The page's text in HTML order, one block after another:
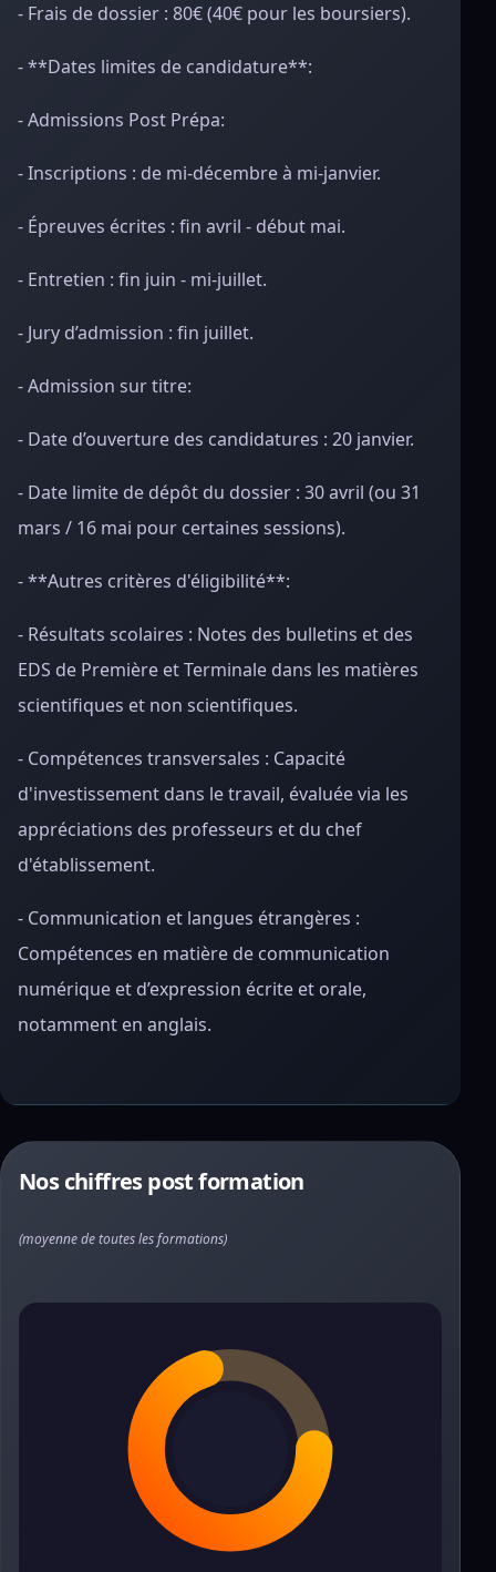
- Frais de dossier : 80€ (40€ pour les boursiers).
- **Dates limites de candidature**:
- Admissions Post Prépa:
- Inscriptions : de mi-décembre à mi-janvier.
- Épreuves écrites : fin avril - début mai.
- Entretien : fin juin - mi-juillet.
- Jury d’admission : fin juillet.
- Admission sur titre:
- Date d’ouverture des candidatures : 20 janvier.
- Date limite de dépôt du dossier : 30 avril (ou 31
mars / 16 mai pour certaines sessions).
- **Autres critères d'éligibilité**:
- Résultats scolaires : Notes des bulletins et des
EDS de Première et Terminale dans les matières
scientifiques et non scientifiques.
- Compétences transversales : Capacité
d'investissement dans le travail, évaluée via les
appréciations des professeurs et du chef
d'établissement.
- Communication et langues étrangères :
Compétences en matière de communication
numérique et d’expression écrite et orale,
notamment en anglais.
Nos chiffres post formation
(moyenne de toutes les formations)